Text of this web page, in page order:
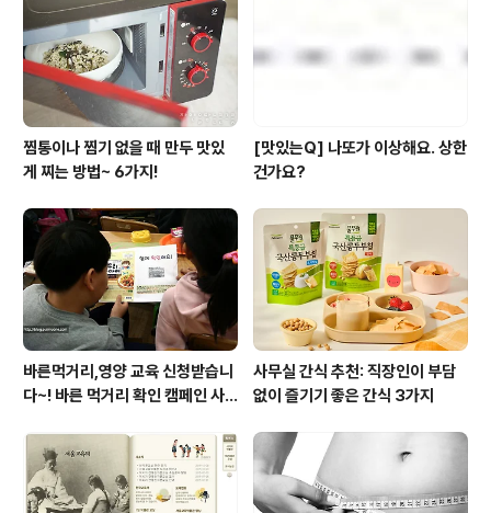
찜통이나 찜기 없을 때 만두 맛있
게 찌는 방법~ 6가지!
[맛있는Q] 나또가 이상해요. 상한
건가요?
바른먹거리,영양 교육 신청받습니
다~! 바른 먹거리 확인 캠페인 사
사무실 간식 추천: 직장인이 부담
없이 즐기기 좋은 간식 3가지